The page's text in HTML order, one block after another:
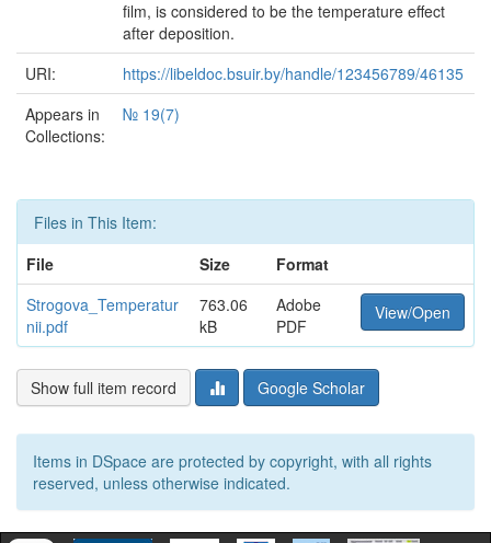
film, is considered to be the temperature effect
after deposition.
URI:
https://libeldoc.bsuir.by/handle/123456789/46135
Appears in
Collections:
№ 19(7)
Files in This Item:
File
Size
Format
Strogova_Temperatur
nii.pdf
763.06
kB
Adobe
PDF
View/Open
Show full item record Google Scholar
Items in DSpace are protected by copyright, with all rights
reserved, unless otherwise indicated.